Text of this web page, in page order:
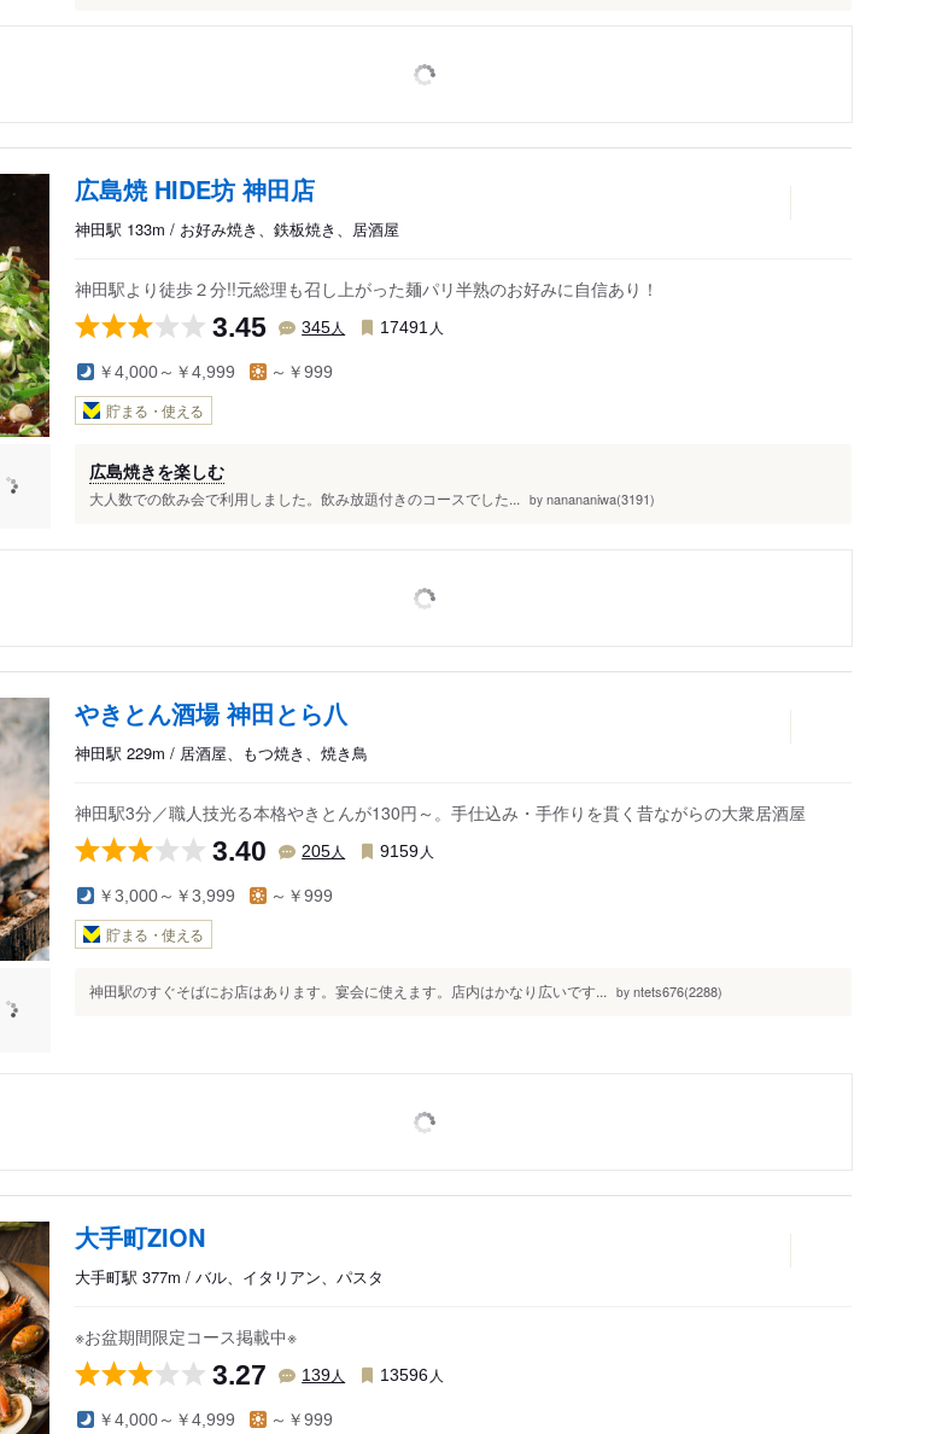
広島焼 HIDE坊 神田店
神田駅 133m / お好み焼き、鉄板焼き、居酒屋
神田駅より徒歩２分!!元総理も召し上がった麺パリ半熟のお好みに自信あり！
3.45 345人 17491 人
￥4,000～￥4,999 ～￥999
貯まる・使える
広島焼きを楽しむ
大人数での飲み会で利用しました。飲み放題付きのコースでした... by nanananiwa(3191)
やきとん酒場 神田とら八
神田駅 229m / 居酒屋、もつ焼き、焼き鳥
神田駅3分／職人技光る本格やきとんが130円～。手仕込み・手作りを貫く昔ながらの大衆居酒屋
3.40 205人 9159 人
￥3,000～￥3,999 ～￥999
貯まる・使える
神田駅のすぐそばにお店はあります。宴会に使えます。店内はかなり広いです... by ntets676(2288)
大手町ZION
大手町駅 377m / バル、イタリアン、パスタ
※お盆期間限定コース掲載中※
3.27 139人 13596 人
￥4,000～￥4,999 ～￥999